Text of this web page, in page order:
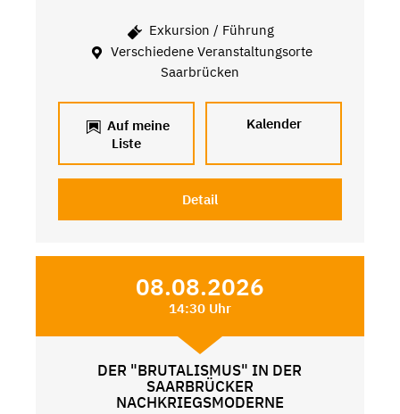
Exkursion / Führung
Verschiedene Veranstaltungsorte
Saarbrücken
Auf meine
Liste
Kalender
Detail
08.08.2026
14:30 Uhr
DER "BRUTALISMUS" IN DER
SAARBRÜCKER
NACHKRIEGSMODERNE